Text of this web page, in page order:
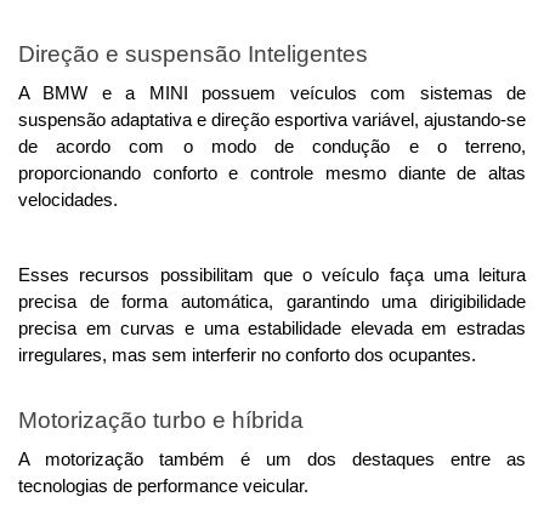
Direção e suspensão Inteligentes
A BMW e a MINI possuem veículos com sistemas de
suspensão adaptativa e direção esportiva variável, ajustando-se
de acordo com o modo de condução e o terreno,
proporcionando conforto e controle mesmo diante de altas
velocidades.
Esses recursos possibilitam que o veículo faça uma leitura
precisa de forma automática, garantindo uma dirigibilidade
precisa em curvas e uma estabilidade elevada em estradas
irregulares, mas sem interferir no conforto dos ocupantes.
Motorização turbo e híbrida
A motorização também é um dos destaques entre as
tecnologias de performance veicular.